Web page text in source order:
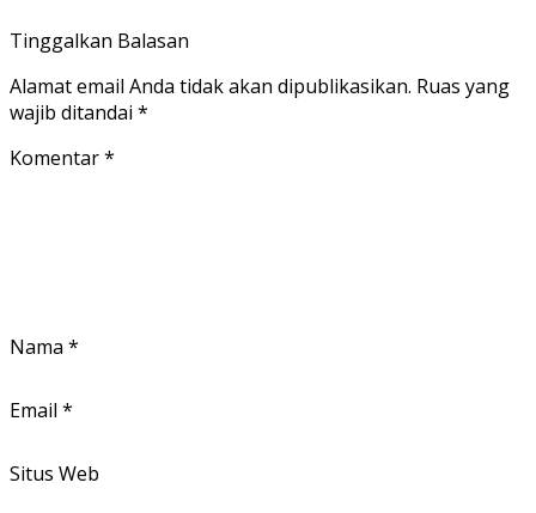
Tinggalkan Balasan
Alamat email Anda tidak akan dipublikasikan. Ruas yang
wajib ditandai *
Komentar*
Nama *
Email *
Situs Web